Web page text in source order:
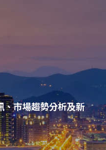
、市場趨勢分析及新